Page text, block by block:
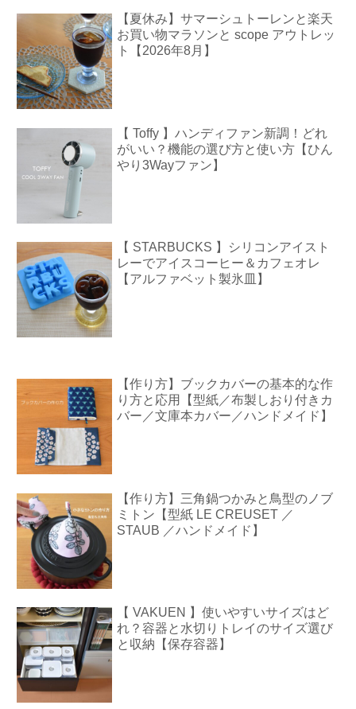
【夏休み】サマーシュトーレンと楽天
お買い物マラソンと scope アウトレッ
ト【2026年8月】
【 Toffy 】ハンディファン新調！どれ
がいい？機能の選び方と使い方【ひん
やり3Wayファン】
【 STARBUCKS 】シリコンアイスト
レーでアイスコーヒー＆カフェオレ
【アルファベット製氷皿】
【作り方】ブックカバーの基本的な作
り方と応用【型紙／布製しおり付きカ
バー／文庫本カバー／ハンドメイド】
【作り方】三角鍋つかみと鳥型のノブ
ミトン【型紙 LE CREUSET ／
STAUB ／ハンドメイド】
【 VAKUEN 】使いやすいサイズはど
れ？容器と水切りトレイのサイズ選び
と収納【保存容器】